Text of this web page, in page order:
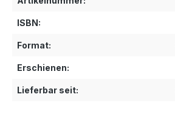
ISBN:
Format:
Erschienen:
Lieferbar seit: